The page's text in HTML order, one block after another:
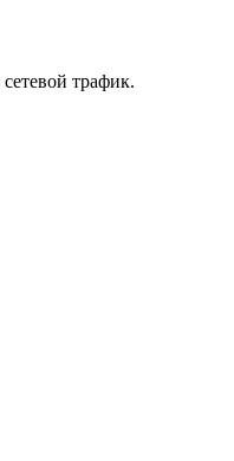
трафик.